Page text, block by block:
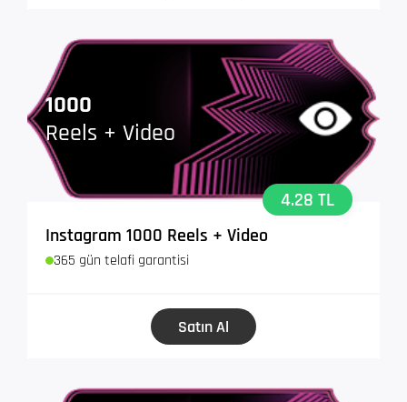
1000
Reels + Video
4.28 TL
Instagram 1000 Reels + Video
365 gün telafi garantisi
Satın Al